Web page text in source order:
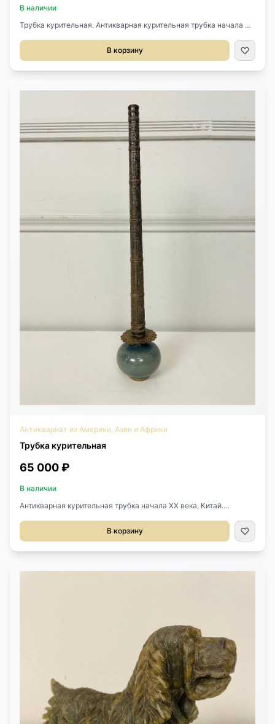
В наличии
Трубка курительная. Антикварная курительная трубка начала XX
работы. Размер Ш 30 см. Г 4,5 см. В 13 см.
В корзину
Антиквариат из Америки, Азии и Африки
Трубка курительная
65 000 ₽
В наличии
Антикварная курительная трубка начала XX века, Китай.
предмет восточного быта с выразительным декоративным
характером.Размеры: длина 37 см, ширина 6 см.
В корзину